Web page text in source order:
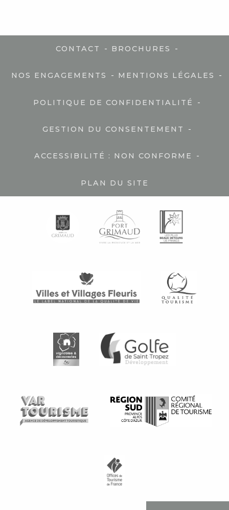
CONTACT - BROCHURES -
NOS ENGAGEMENTS - MENTIONS LÉGALES -
POLITIQUE DE CONFIDENTIALITÉ -
GESTION DU CONSENTEMENT -
ACCESSIBILITÉ : NON CONFORME -
PLAN DU SITE